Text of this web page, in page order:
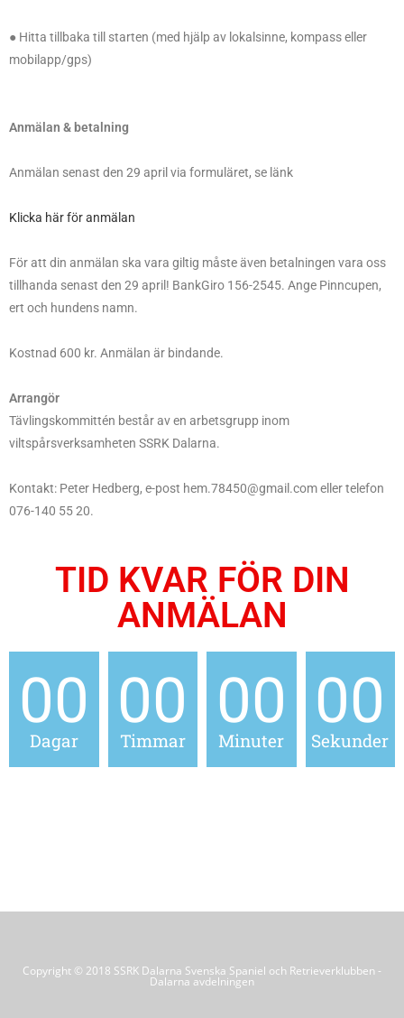
● Hitta tillbaka till starten (med hjälp av lokalsinne, kompass eller
mobilapp/gps)
Anmälan & betalning
Anmälan senast den 29 april via formuläret, se länk
Klicka här för anmälan
För att din anmälan ska vara giltig måste även betalningen vara oss
tillhanda senast den 29 april! BankGiro 156-2545. Ange Pinncupen,
ert och hundens namn.
Kostnad 600 kr. Anmälan är bindande.
Arrangör
Tävlingskommittén består av en arbetsgrupp inom
viltspårsverksamheten SSRK Dalarna.
Kontakt: Peter Hedberg, e-post hem.78450@gmail.com eller telefon
076-140 55 20.
TID KVAR FÖR DIN
ANMÄLAN
00
Dagar
00
Timmar
00
Minuter
00
Sekunder
Copyright © 2018 SSRK Dalarna Svenska Spaniel och Retrieverklubben -
Dalarna avdelningen